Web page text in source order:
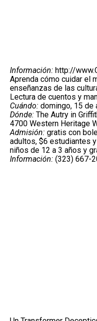
Información: http://
Aprenda cómo cuidar el
enseñanzas de las
Lectura de cuentos y
Cuándo: domingo, 15 de
Dónde: The Autry in
4700 Western Heritage
Admisión: gratis con
adultos, $6 estudiantes
niños de 12 a 3 años y
Información: (323) 667-